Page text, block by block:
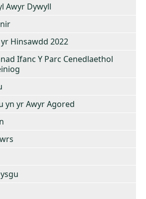
Awyr Dywyll
Hinsawdd 2022
Ifanc Y Parc Cenedlaethol
yn yr Awyr Agored